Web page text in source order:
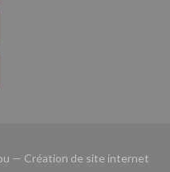
— Création de site internet